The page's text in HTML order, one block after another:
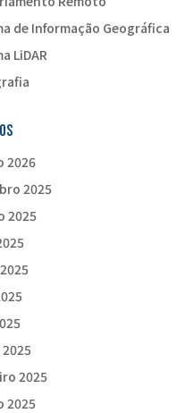
de Informação Geográfica
LiDAR
2026
2025
2025
2025
2025